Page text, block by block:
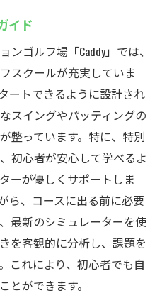
イド
ゴルフ場「Caddy」では、
スクールが充実していま
ートできるように設計され
スイングやパッティングの
整っています。特に、特別
初心者が安心して学べるよ
ーが優しくサポートしま
ら、コースに出る前に必要
最新のシミュレーターを使
を客観的に分析し、課題を
これにより、初心者でも自
とができます。